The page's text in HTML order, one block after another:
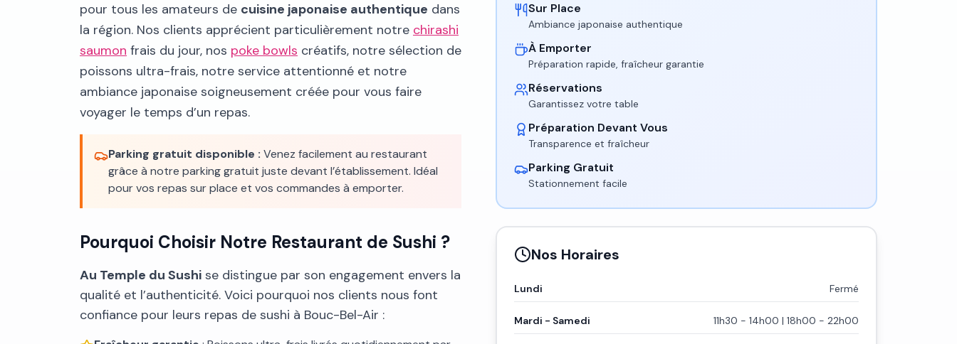
pour tous les amateurs de cuisine japonaise authentique dans
la région. Nos clients apprécient particulièrement notre chirashi
saumon frais du jour, nos poke bowls créatifs, notre sélection de
poissons ultra-frais, notre service attentionné et notre
ambiance japonaise soigneusement créée pour vous faire
voyager le temps d’un repas.
Parking gratuit disponible : Venez facilement au restaurant
grâce à notre parking gratuit juste devant l’établissement. Idéal
pour vos repas sur place et vos commandes à emporter.
Pourquoi Choisir Notre Restaurant de Sushi ?
Au Temple du Sushi se distingue par son engagement envers la
qualité et l’authenticité. Voici pourquoi nos clients nous font
confiance pour leurs repas de sushi à Bouc-Bel-Air :
Sur Place
Ambiance japonaise authentique
À Emporter
Préparation rapide, fraîcheur garantie
Réservations
Garantissez votre table
Préparation Devant Vous
Transparence et fraîcheur
Parking Gratuit
Stationnement facile
Nos Horaires
Lundi Fermé
Mardi - Samedi 11h30 - 14h00 | 18h00 - 22h00